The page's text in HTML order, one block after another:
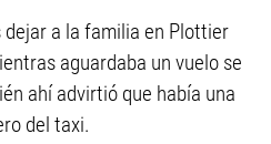
dejar a la familia en Plottier
aguardaba un vuelo se
ahí advirtió que había una
del taxi.